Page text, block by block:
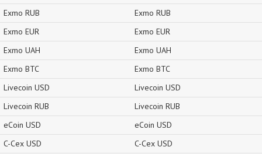
Exmo RUB
Exmo EUR
Exmo UAH
Exmo BTC
Livecoin USD
Livecoin RUB
eCoin USD
C-Cex USD
Exmo RUB
Exmo EUR
Exmo UAH
Exmo BTC
Livecoin USD
Livecoin RUB
eCoin USD
C-Cex USD